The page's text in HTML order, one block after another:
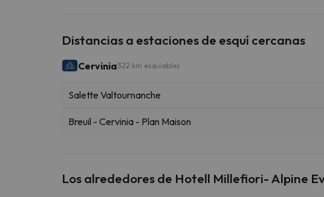
Distancias a estaciones de esquí cercanas
Cervinia322 km esquiables
Salette Valtournanche
Breuil - Cervinia - Plan Maison
Los alrededores de Hotell Millefiori- Alpine